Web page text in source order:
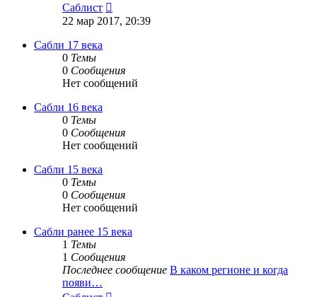
Саблист
к
последнему
22 мар 2017, 20:39
Сабли 17 века
0 Темы
0 Сообщения
Нет сообщений
Сабли 16 века
0 Темы
0 Сообщения
Нет сообщений
Сабли 15 века
0 Темы
0 Сообщения
Нет сообщений
Сабли ранее 15 века
1 Темы
1 Сообщения
Последнее сообщение В каком регионе и когда
появи…